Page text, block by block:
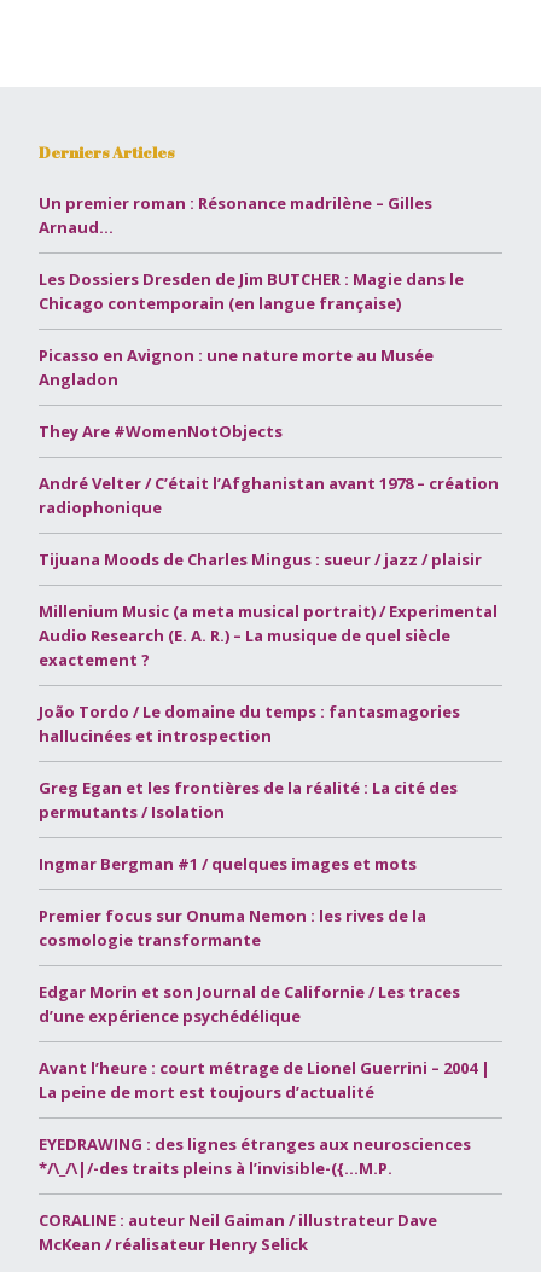
Derniers Articles
Un premier roman : Résonance madrilène – Gilles
Arnaud…
Les Dossiers Dresden de Jim BUTCHER : Magie dans le
Chicago contemporain (en langue française)
Picasso en Avignon : une nature morte au Musée
Angladon
They Are #WomenNotObjects
André Velter / C’était l’Afghanistan avant 1978 – création
radiophonique
Tijuana Moods de Charles Mingus : sueur / jazz / plaisir
Millenium Music (a meta musical portrait) / Experimental
Audio Research (E. A. R.) – La musique de quel siècle
exactement ?
João Tordo / Le domaine du temps : fantasmagories
hallucinées et introspection
Greg Egan et les frontières de la réalité : La cité des
permutants / Isolation
Ingmar Bergman #1 / quelques images et mots
Premier focus sur Onuma Nemon : les rives de la
cosmologie transformante
Edgar Morin et son Journal de Californie / Les traces
d’une expérience psychédélique
Avant l’heure : court métrage de Lionel Guerrini – 2004 |
La peine de mort est toujours d’actualité
EYEDRAWING : des lignes étranges aux neurosciences
*/\_/\|/-des traits pleins à l’invisible-({…M.P.
CORALINE : auteur Neil Gaiman / illustrateur Dave
McKean / réalisateur Henry Selick